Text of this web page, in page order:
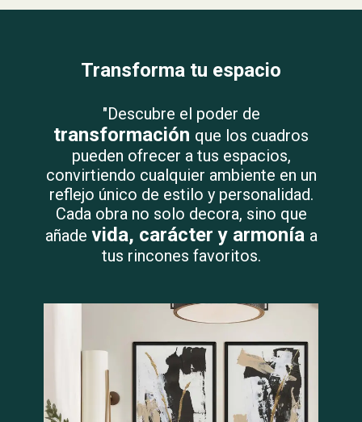
Transforma tu espacio
"Descubre el poder de
transformación que los cuadros
pueden ofrecer a tus espacios,
convirtiendo cualquier ambiente en un
reflejo único de estilo y personalidad.
Cada obra no solo decora, sino que
añade vida, carácter y armonía a
tus rincones favoritos.